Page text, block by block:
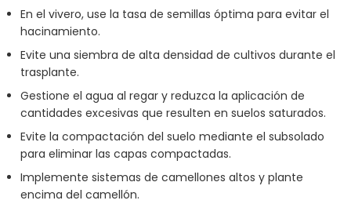
En el vivero, use la tasa de semillas óptima para evitar el
hacinamiento.
Evite una siembra de alta densidad de cultivos durante el
trasplante.
Gestione el agua al regar y reduzca la aplicación de
cantidades excesivas que resulten en suelos saturados.
Evite la compactación del suelo mediante el subsolado
para eliminar las capas compactadas.
Implemente sistemas de camellones altos y plante
encima del camellón.